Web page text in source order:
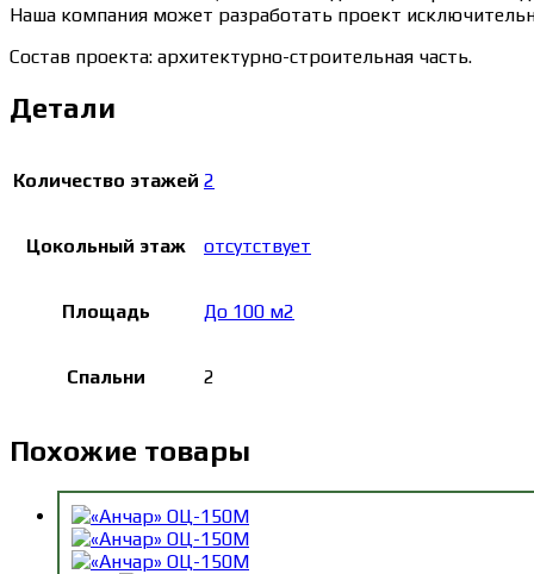
Наша компания может разработать проект
Состав проекта: архитектурно-строительная часть.
Детали
Количество этажей 2
Цокольный этаж отсутствует
Площадь До 100 м2
Спальни 2
Похожие товары